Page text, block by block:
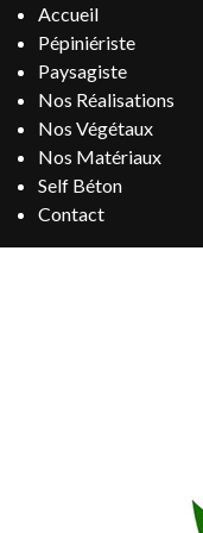
Accueil
Pépiniériste
Paysagiste
Nos Réalisations
Nos Végétaux
Nos Matériaux
Self Béton
Contact